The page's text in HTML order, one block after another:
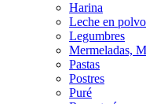
Harina
Leche en polvo
Legumbres
Mermeladas,
Pastas
Postres
Puré